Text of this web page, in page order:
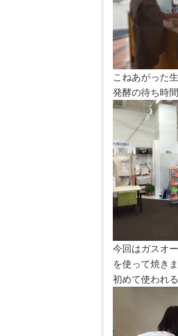
こねあがった
発酵の待ち時
今回はガスオ
を使って焼きま
初めて使われ